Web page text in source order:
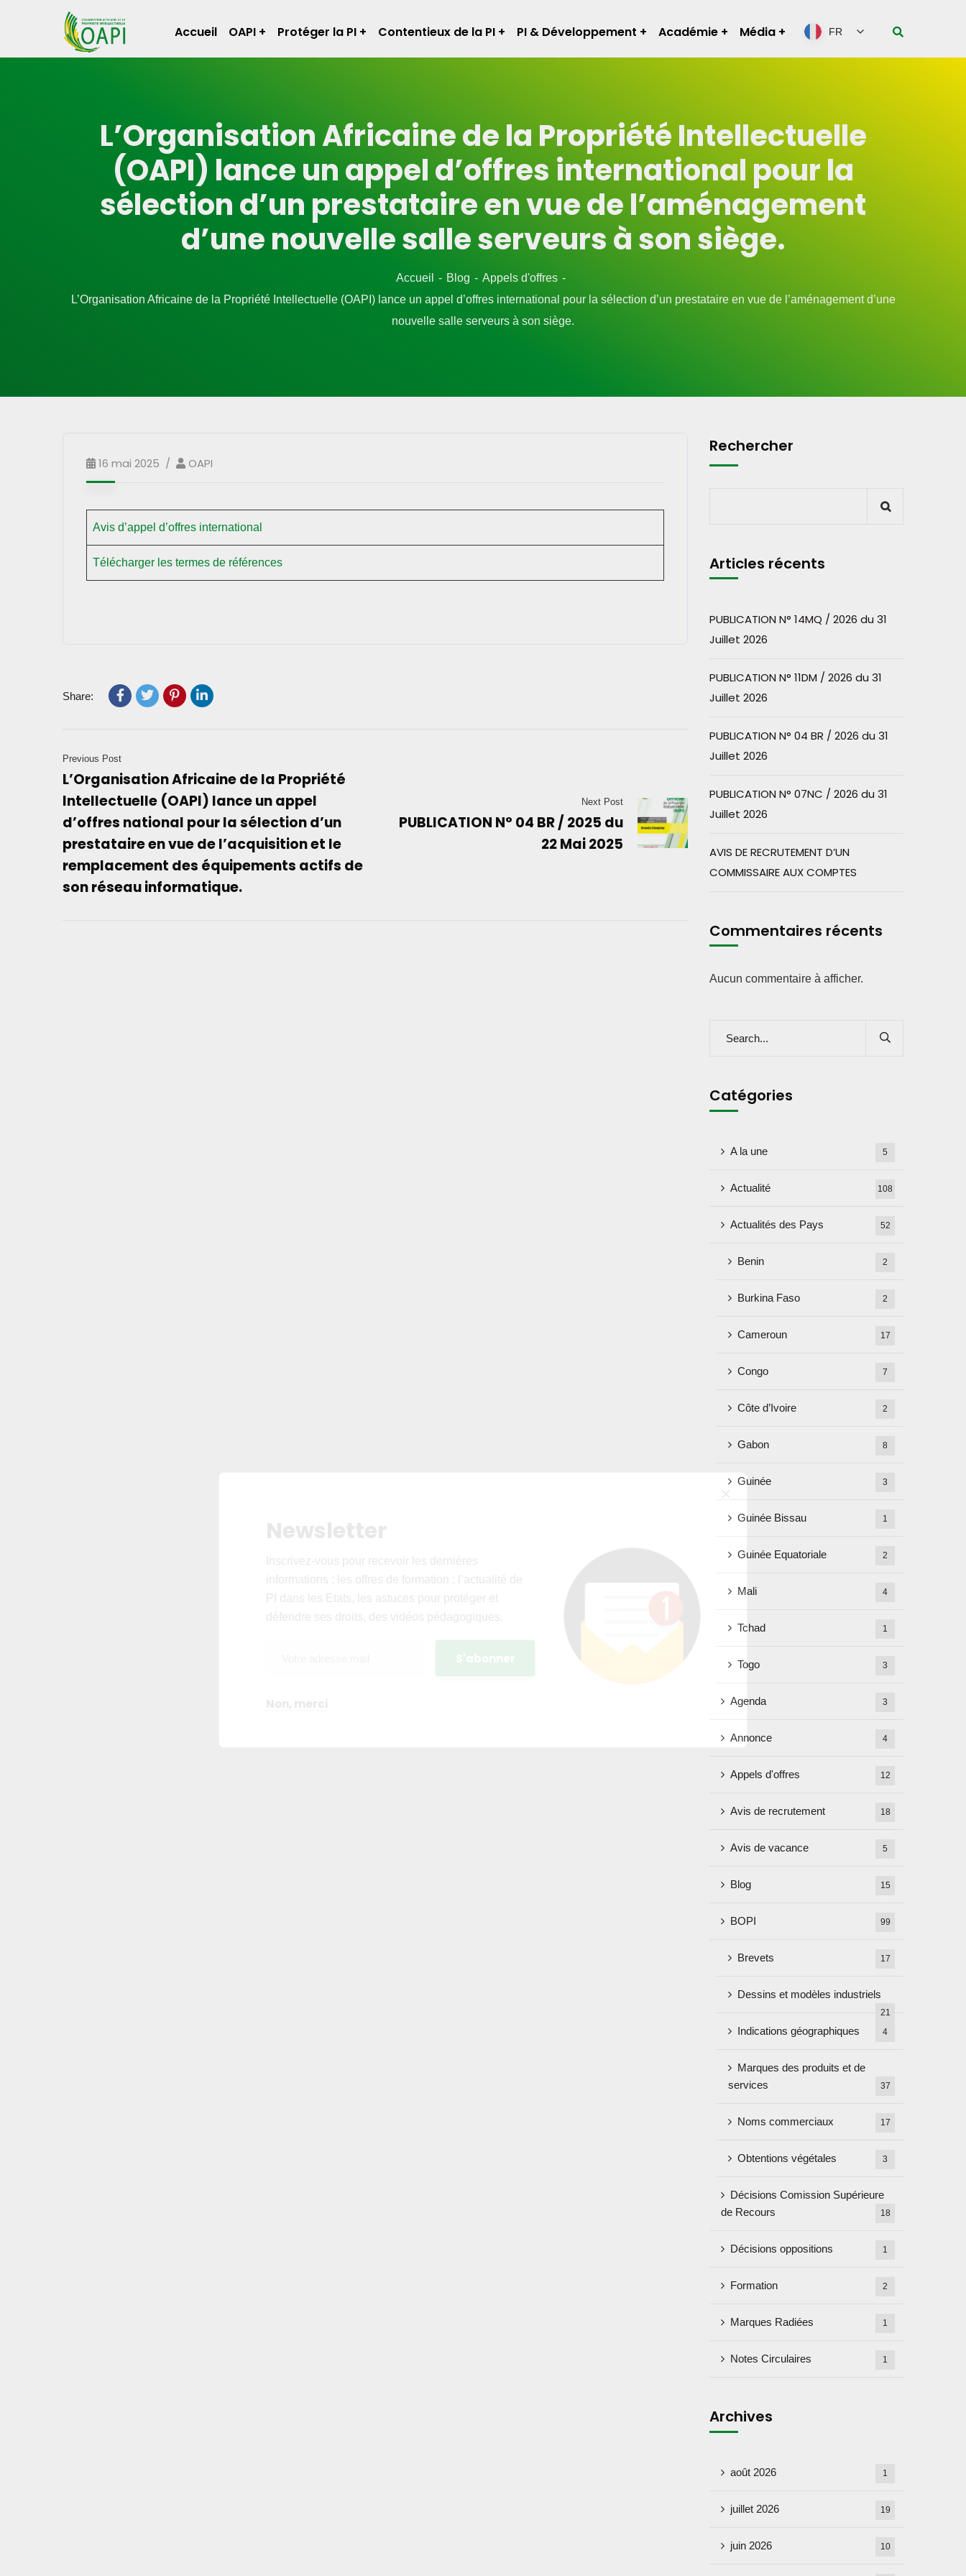
Accueil OAPI Protéger la PI Contentieux de la PI PI & Développement Académie Média FR
L’Organisation Africaine de la Propriété Intellectuelle
(OAPI) lance un appel d’offres international pour la
sélection d’un prestataire en vue de l’aménagement
d’une nouvelle salle serveurs à son siège.
Accueil Blog
Appels d'offres
L’Organisation Africaine de la Propriété Intellectuelle (OAPI) lance un appel d’offres international pour la sélection d’un prestataire en vue de l’aménagement d’une
nouvelle salle serveurs à son siège.
16 mai 2025 OAPI
Avis d’appel d’offres international
Télécharger les termes de références
Share:
Previous Post
L’Organisation Africaine de la Propriété
Intellectuelle (OAPI) lance un appel
d’offres national pour la sélection d’un
prestataire en vue de l’acquisition et le
remplacement des équipements actifs de
son réseau informatique.
Next Post
PUBLICATION N° 04 BR / 2025 du
22 Mai 2025
Rechercher
Articles récents
PUBLICATION N° 14MQ / 2026 du 31
Juillet 2026
PUBLICATION N° 11DM / 2026 du 31
Juillet 2026
PUBLICATION N° 04 BR / 2026 du 31
Juillet 2026
PUBLICATION N° 07NC / 2026 du 31
Juillet 2026
AVIS DE RECRUTEMENT D’UN
COMMISSAIRE AUX COMPTES
Commentaires récents
Aucun commentaire à afficher.
Catégories
A la une 5
Actualité 108
Actualités des Pays 52
Benin 2
Burkina Faso 2
Cameroun 17
Congo 7
Côte d’Ivoire 2
Gabon 8
Guinée 3
Guinée Bissau 1
Guinée Equatoriale 2
Mali 4
Tchad 1
Togo 3
Agenda 3
Annonce 4
Appels d'offres 12
Avis de recrutement 18
Avis de vacance 5
Blog 15
BOPI 99
Brevets 17
Dessins et modèles industriels
21
Indications géographiques 4
Marques des produits et de
services
37
Noms commerciaux 17
Obtentions végétales 3
Décisions Comission Supérieure
de Recours
18
Décisions oppositions 1
Formation 2
Marques Radiées 1
Notes Circulaires 1
Archives
août 2026 1
juillet 2026 19
juin 2026 10
Inscrivez-vous pour recevoir les dernières
informations ; les offres de formation ; l’actualité de
PI dans les Etats, les astuces pour protéger et
défendre ses droits, des vidéos pédagogiques.